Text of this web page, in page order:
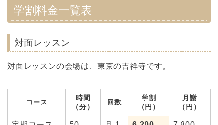
学割料金一覧表
対面レッスン
対面レッスンの会場は、東京の吉祥寺です。
コース
時間
（分）
回数
学割
（円）
月謝
（円）